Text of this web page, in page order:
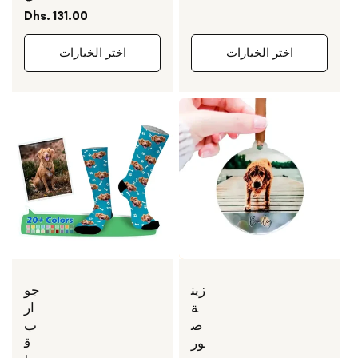
السعر
العادي
Dhs. 131.00
اختر الخيارات اختر الخيارات
جو
ار
ب
ق
زين
ة
ص
ور